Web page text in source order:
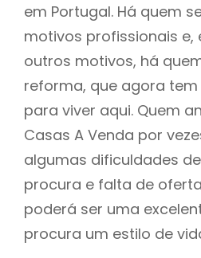
em Portugal. Há quem
motivos profissionais e,
outros motivos, há
reforma, que agora
para viver aqui. Quem
Casas A Venda por
algumas dificuldades
procura e falta de
poderá ser uma
procura um estilo de